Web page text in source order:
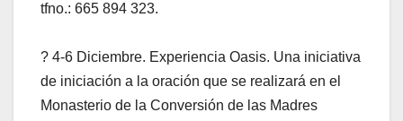
tfno.: 665 894 323.
? 4-6 Diciembre. Experiencia Oasis. Una iniciativa
de iniciación a la oración que se realizará en el
Monasterio de la Conversión de las Madres